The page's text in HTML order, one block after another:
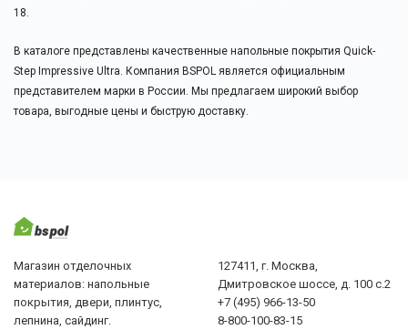
18.
В каталоге представлены качественные напольные покрытия Quick-
Step Impressive Ultra. Компания BSPOL является официальным
представителем марки в России. Мы предлагаем широкий выбор
товара, выгодные цены и быструю доставку.
Магазин отделочных
материалов: напольные
покрытия, двери, плинтус,
лепнина, сайдинг.
127411, г. Москва,
Дмитровское шоссе, д. 100 с.2
+7 (495) 966-13-50
8-800-100-83-15